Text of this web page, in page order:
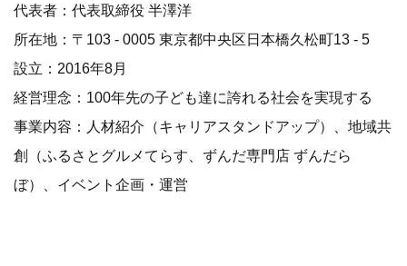
代表者：代表取締役 半澤洋
所在地：〒103 - 0005 東京都中央区日本橋久松町13 - 5
設立：2016年8月
経営理念：100年先の子ども達に誇れる社会を実現する
事業内容：人材紹介（キャリアスタンドアップ）、地域共
創（ふるさとグルメてらす、ずんだ専門店 ずんだら
ぼ）、イベント企画・運営